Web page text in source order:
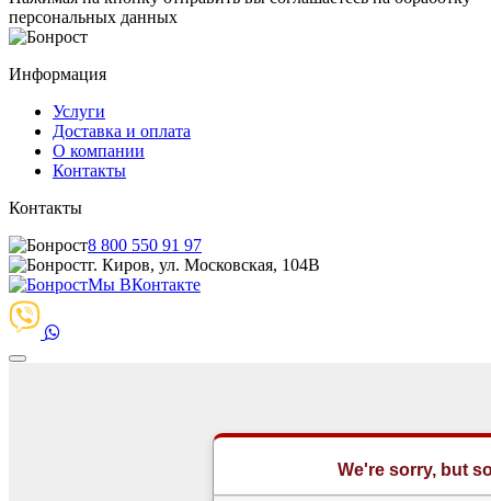
персональных данных
Информация
Услуги
Доставка и оплата
О компании
Контакты
Контакты
8 800 550 91 97
г. Киров, ул. Московская, 104В
Мы ВКонтакте